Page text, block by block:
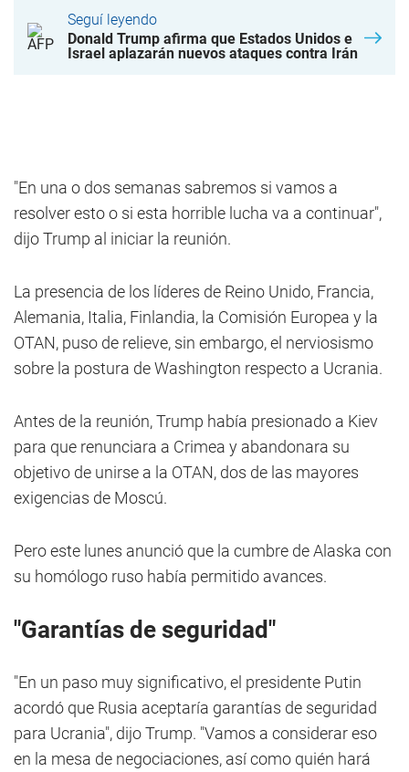
Seguí leyendo
Donald Trump afirma que Estados Unidos e
Israel aplazarán nuevos ataques contra Irán
"En una o dos semanas sabremos si vamos a
resolver esto o si esta horrible lucha va a continuar",
dijo Trump al iniciar la reunión.
La presencia de los líderes de Reino Unido, Francia,
Alemania, Italia, Finlandia, la Comisión Europea y la
OTAN, puso de relieve, sin embargo, el nerviosismo
sobre la postura de Washington respecto a Ucrania.
Antes de la reunión, Trump había presionado a Kiev
para que renunciara a Crimea y abandonara su
objetivo de unirse a la OTAN, dos de las mayores
exigencias de Moscú.
Pero este lunes anunció que la cumbre de Alaska con
su homólogo ruso había permitido avances.
"Garantías de seguridad"
"En un paso muy significativo, el presidente Putin
acordó que Rusia aceptaría garantías de seguridad
para Ucrania", dijo Trump. "Vamos a considerar eso
en la mesa de negociaciones, así como quién hará